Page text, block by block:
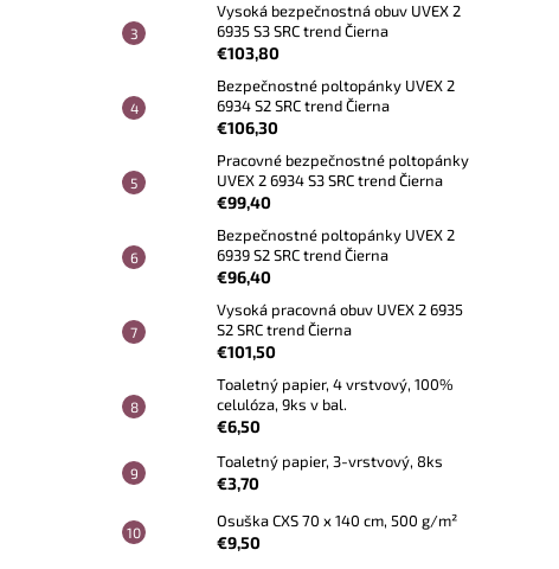
Vysoká bezpečnostná obuv UVEX 2
6935 S3 SRC trend Čierna
€103,80
Bezpečnostné poltopánky UVEX 2
6934 S2 SRC trend Čierna
€106,30
Pracovné bezpečnostné poltopánky
UVEX 2 6934 S3 SRC trend Čierna
€99,40
Bezpečnostné poltopánky UVEX 2
6939 S2 SRC trend Čierna
€96,40
Vysoká pracovná obuv UVEX 2 6935
S2 SRC trend Čierna
€101,50
Toaletný papier, 4 vrstvový, 100%
celulóza, 9ks v bal.
€6,50
Toaletný papier, 3-vrstvový, 8ks
€3,70
Osuška CXS 70 x 140 cm, 500 g/m²
€9,50